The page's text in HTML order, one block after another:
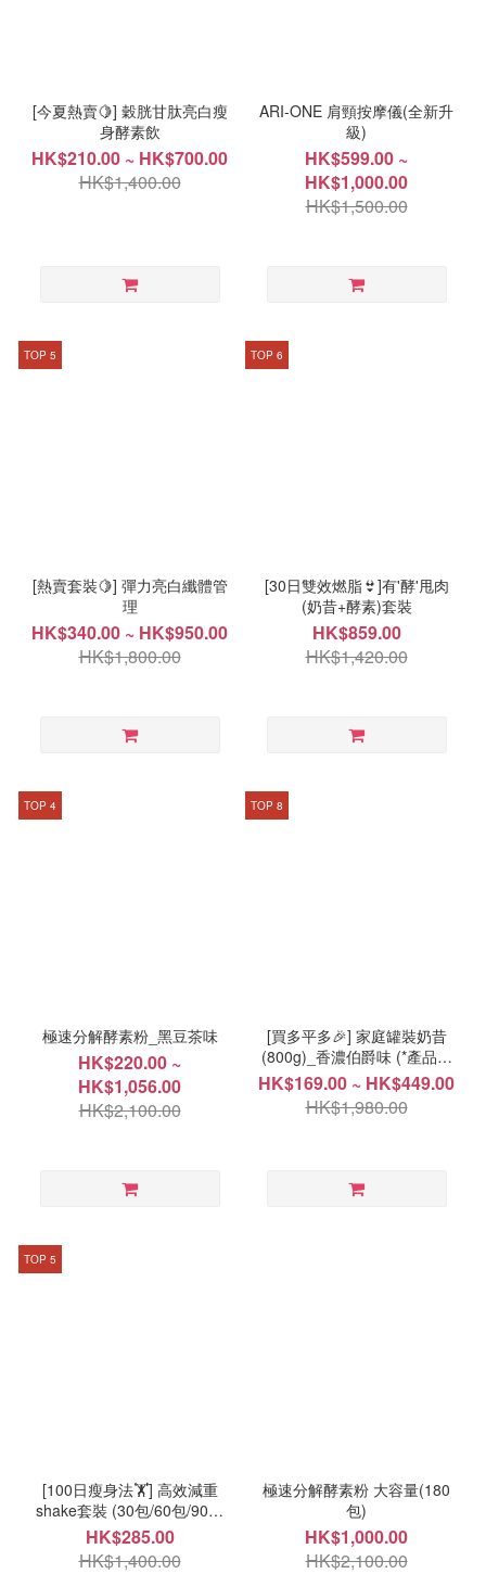
[今夏熱賣🍋] 穀胱甘肽亮白瘦
身酵素飲
HK$210.00 ~ HK$700.00
HK$1,400.00
ARI-ONE 肩頸按摩儀(全新升
級)
HK$599.00 ~
HK$1,000.00
HK$1,500.00
TOP 5
[熱賣套裝🍋] 彈力亮白纖體管
理
HK$340.00 ~ HK$950.00
HK$1,800.00
TOP 6
[30日雙效燃脂👙]有'酵'甩肉
(奶昔+酵素)套裝
HK$859.00
HK$1,420.00
TOP 4
極速分解酵素粉_黑豆茶味
HK$220.00 ~
HK$1,056.00
HK$2,100.00
TOP 8
[買多平多🎉] 家庭罐裝奶昔
(800g)_香濃伯爵味 (*產品效
期 2026年9月18日)
HK$169.00 ~ HK$449.00
HK$1,980.00
TOP 5
[100日瘦身法🏋️] 高效減重
shake套裝 (30包/60包/90包
自選)
HK$285.00
HK$1,400.00
極速分解酵素粉 大容量(180
包)
HK$1,000.00
HK$2,100.00